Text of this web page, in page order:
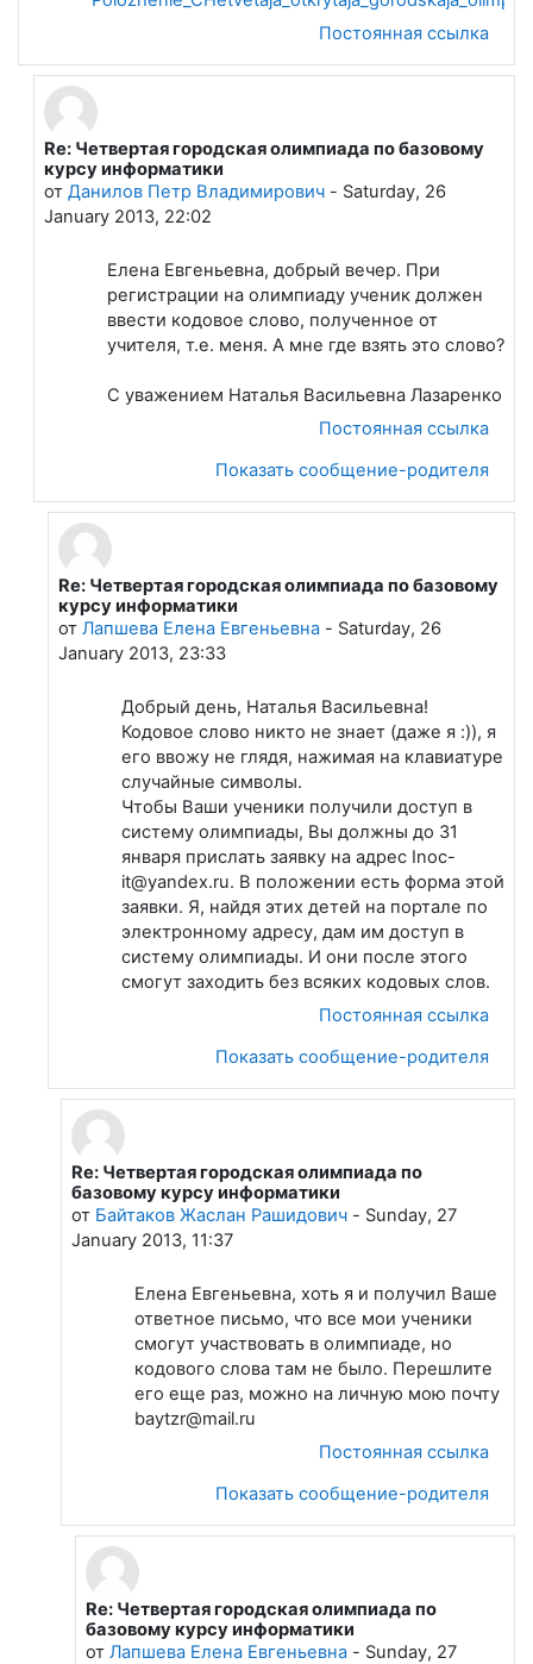
Постоянная ссылка
В ответ на Лапшева Елена Евгеньевна
Re: Четвертая городская олимпиада по базовому
курсу информатики
от Данилов Петр Владимирович- Saturday, 26
January 2013, 22:02
Елена Евгеньевна, добрый вечер. При
регистрации на олимпиаду ученик должен
ввести кодовое слово, полученное от
учителя, т.е. меня. А мне где взять это слово?
С уважением Наталья Васильевна Лазаренко
Постоянная ссылка
Показать сообщение-родителя
В ответ на Данилов Петр Владимирович
Re: Четвертая городская олимпиада по базовому
курсу информатики
от Лапшева Елена Евгеньевна- Saturday, 26
January 2013, 23:33
Добрый день, Наталья Васильевна!
Кодовое слово никто не знает (даже я :)), я
его ввожу не глядя, нажимая на клавиатуре
случайные символы.
Чтобы Ваши ученики получили доступ в
систему олимпиады, Вы должны до 31
января прислать заявку на адрес Inoc-
it@yandex.ru. В положении есть форма этой
заявки. Я, найдя этих детей на портале по
электронному адресу, дам им доступ в
систему олимпиады. И они после этого
смогут заходить без всяких кодовых слов.
Постоянная ссылка
Показать сообщение-родителя
В ответ на Лапшева Елена Евгеньевна
Re: Четвертая городская олимпиада по
базовому курсу информатики
от Байтаков Жаслан Рашидович - Sunday, 27
January 2013, 11:37
Елена Евгеньевна, хоть я и получил Ваше
ответное письмо, что все мои ученики
смогут участвовать в олимпиаде, но
кодового слова там не было. Перешлите
его еще раз, можно на личную мою почту
baytzr@mail.ru
Постоянная ссылка
Показать сообщение-родителя
В ответ на Байтаков Жаслан Рашидович
Re: Четвертая городская олимпиада по
базовому курсу информатики
от Лапшева Елена Евгеньевна- Sunday, 27